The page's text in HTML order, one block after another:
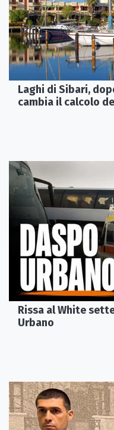
Laghi di Sibari,
cambia il calcolo
Rissa al White
Urbano